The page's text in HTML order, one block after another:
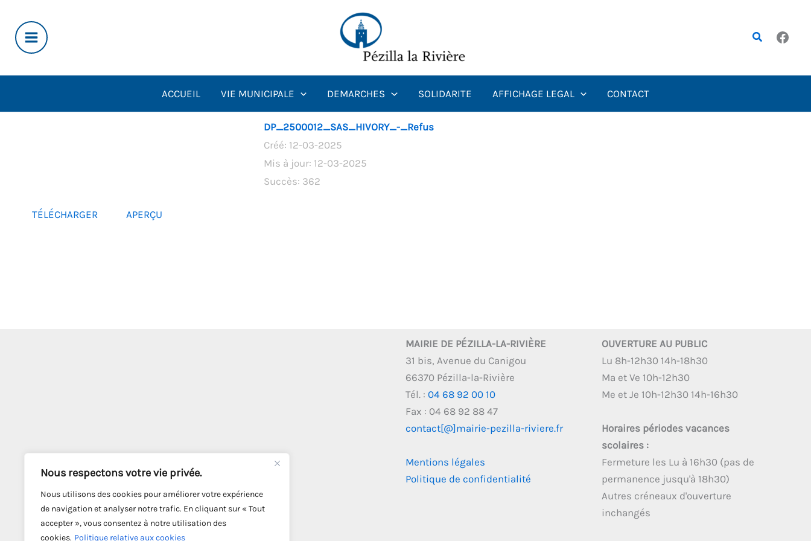
Nous respectons votre vie privée.
Nous utilisons des cookies pour améliorer votre expérience
de navigation et analyser notre trafic. En cliquant sur « Tout
accepter », vous consentez à notre utilisation des
cookies. Politique relative aux cookies
contenu
Rechercher
ACCUEIL VIE MUNICIPALE DEMARCHES SOLIDARITE AFFICHAGE LEGAL CONTACT
DP_2500012_SAS_HIVORY_-_Refus
Créé: 12-03-2025
Mis à jour: 12-03-2025
Succès: 362
TÉLÉCHARGER APERÇU
MAIRIE DE PÉZILLA-LA-RIVIÈRE
31 bis, Avenue du Canigou
66370 Pézilla-la-Rivière
Tél. : 04 68 92 00 10
Fax : 04 68 92 88 47
contact[@]mairie-pezilla-riviere.fr
Mentions légales
Politique de confidentialité
OUVERTURE AU PUBLIC
Lu 8h-12h30 14h-18h30
Ma et Ve 10h-12h30
Me et Je 10h-12h30 14h-16h30
Horaires périodes vacances
scolaires :
Fermeture les Lu à 16h30 (pas de
permanence jusqu'à 18h30)
Autres créneaux d'ouverture
inchangés